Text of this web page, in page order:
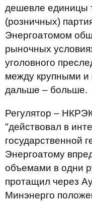
дешевле единицы
(розничных)
Энергоатомом
рыночных
уголовного
между крупными и
дальше – больше.
Регулятор –
"действовал в
государственной
Энергоатому
объемами в одни
протащил через
Минэнерго